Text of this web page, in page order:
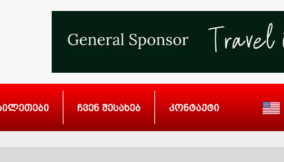
ჩვენ შესახებ კონტაქტი